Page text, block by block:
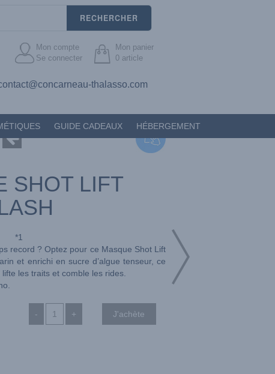
GUIDE CADEAUX HÉBERGEMENT
thalasso.com
RECHERCHER
Mon compte
Se connecter
Mon panier
0 article
SHOT LIFT
*1
record ? Optez pour ce Masque Shot Lift
et enrichi en sucre d’algue tenseur, ce
les traits et comble les rides.
- +